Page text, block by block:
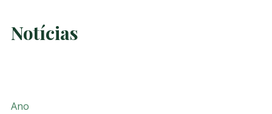
Notícias
Ano